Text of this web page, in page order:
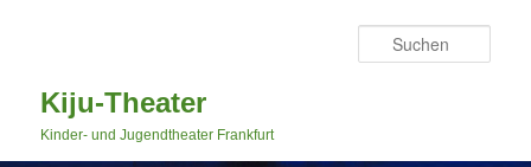
Kiju-Theater
Kinder- und Jugendtheater Frankfurt